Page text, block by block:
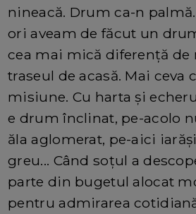
nineacă. Drum ca-n
ori aveam de făcut un
cea mai mică diferență de
traseul de acasă. Mai ceva
misiune. Cu harta și
e drum înclinat, pe-acolo
ăla aglomerat, pe-aici
greu... Când soțul a
parte din bugetul alocat
pentru admirarea